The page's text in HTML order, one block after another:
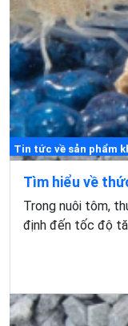
Tin tức về sản phẩm
Tìm hiểu về
Trong nuôi tôm,
định đến tốc độ